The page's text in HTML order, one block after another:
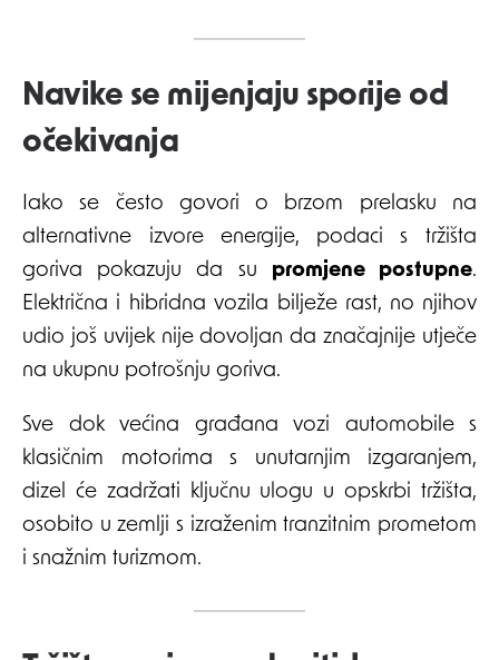
Navike se mijenjaju sporije od
očekivanja
Iako se često govori o brzom prelasku na
alternativne izvore energije, podaci s tržišta
goriva pokazuju da su promjene postupne.
Električna i hibridna vozila bilježe rast, no njihov
udio još uvijek nije dovoljan da značajnije utječe
na ukupnu potrošnju goriva.
Sve dok većina građana vozi automobile s
klasičnim motorima s unutarnjim izgaranjem,
dizel će zadržati ključnu ulogu u opskrbi tržišta,
osobito u zemlji s izraženim tranzitnim prometom
i snažnim turizmom.